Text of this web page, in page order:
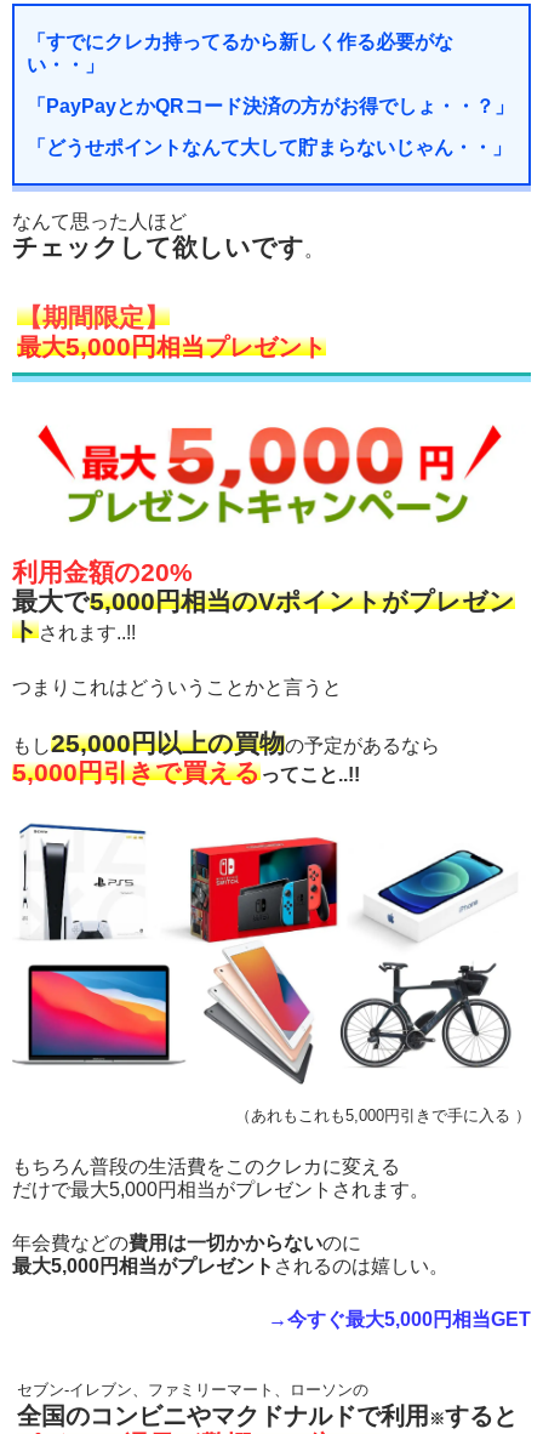
「すでにクレカ持ってるから新しく作る必要がな
い・・」
「PayPayとかQRコード決済の方がお得でしょ・・？」
「どうせポイントなんて大して貯まらないじゃん・・」
なんて思った人ほど
チェックして欲しいです。
【期間限定】
最大5,000円相当プレゼント
利用金額の20%
最大で5,000円相当のVポイントがプレゼン
トされます..!!
つまりこれはどういうことかと言うと
もし25,000円以上の買物の予定があるなら
5,000円引きで買えるってこと..!!
（あれもこれも5,000円引きで手に入る ）
もちろん普段の生活費をこのクレカに変える
だけで最大5,000円相当がプレゼントされます。
年会費などの費用は一切かからないのに
最大5,000円相当がプレゼント されるのは嬉しい。
→今すぐ最大5,000円相当GET
セブン-イレブン、ファミリーマート、ローソンの
全国のコンビニやマクドナルドで利用 ※すると